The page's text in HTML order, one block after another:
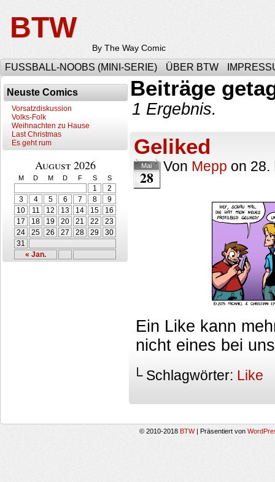
BTW
By The Way Comic
FUSSBALL-NOOBS (MINI-SERIE) ÜBER BTW
Neuste Comics
Vorsatzdiskussion
Volks-Folk
Weihnachten zu Hause
Last Christmas
Es geht rum
August 2026
M D M D F S S
« Jan.
1
2
3
4 5 6 7 8
9
10
11 12 13 14 15
16
17
18 19 20 21 22
23
24
25 26 27 28 29
30
31
Beiträge
1 Ergebnis.
Geliked
Mai
28
Von Mepp on 28.
Ein Like kann
nicht eines bei
└ Schlagwörter: Like
© 2010-2018 BTW Präsentiert von